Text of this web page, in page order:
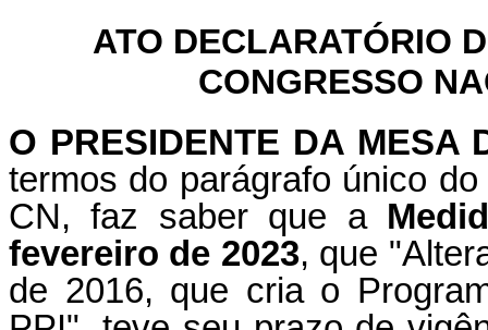
ATO DECLARATÓRIO
CONGRESSO
O PRESIDENTE DA MESA
termos do parágrafo único
CN, faz saber que a
fevereiro de 2023, que
de 2016, que cria o